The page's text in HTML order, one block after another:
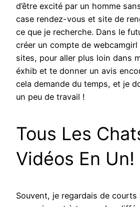
d’être excité par un homme
case rendez-vous et site de
ce que je recherche. Dans le
créer un compte de webcamgirl
sites, pour aller plus loin dans
éxhib et te donner un avis
cela demande du temps, et je
un peu de travail !
Tous Les
Vidéos En Un!
Souvent, je regardais de